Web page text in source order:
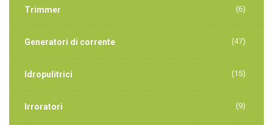
Trimmer (6)
Generatori di corrente (47)
Idropulitrici (15)
Irroratori (9)